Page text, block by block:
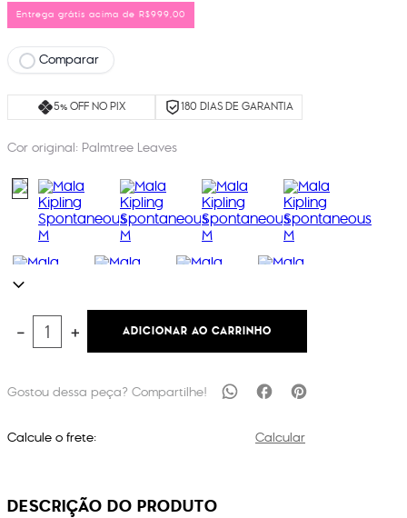
Entrega grátis acima de R$999,00
Comparar
5% OFF NO PIX 180 DIAS DE GARANTIA
Cor original: Palmtree Leaves
＋
－ ADICIONAR AO CARRINHO
Calcule o frete: Calcular
DESCRIÇÃO DO PRODUTO